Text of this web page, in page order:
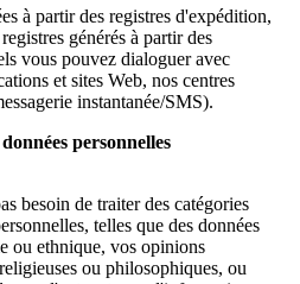
à partir des registres d'expédition,
générés à partir des
vous pouvez dialoguer avec
et sites Web, nos centres
instantanée/SMS).
personnelles
besoin de traiter des catégories
telles que des données
ou ethnique, vos opinions
ou philosophiques, ou